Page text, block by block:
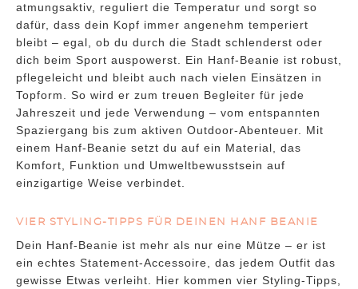
atmungsaktiv, reguliert die Temperatur und sorgt so
dafür, dass dein Kopf immer angenehm temperiert
bleibt – egal, ob du durch die Stadt schlenderst oder
dich beim Sport auspowerst. Ein Hanf-Beanie ist robust,
pflegeleicht und bleibt auch nach vielen Einsätzen in
Topform. So wird er zum treuen Begleiter für jede
Jahreszeit und jede Verwendung – vom entspannten
Spaziergang bis zum aktiven Outdoor-Abenteuer. Mit
einem Hanf-Beanie setzt du auf ein Material, das
Komfort, Funktion und Umweltbewusstsein auf
einzigartige Weise verbindet.
VIER STYLING-TIPPS FÜR DEINEN HANF BEANIE
Dein Hanf-Beanie ist mehr als nur eine Mütze – er ist
ein echtes Statement-Accessoire, das jedem Outfit das
gewisse Etwas verleiht. Hier kommen vier Styling-Tipps,